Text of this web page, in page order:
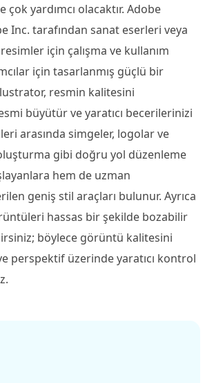
yardımcı olacaktır. Adobe
Inc. tarafından sanat eserleri veya
için çalışma ve kullanım
için tasarlanmış güçlü bir
resmin kalitesini
büyütür ve yaratıcı becerilerinizi
arasında simgeler, logolar ve
gibi doğru yol düzenleme
hem de uzman
geniş stil araçları bulunur. Ayrıca
hassas bir şekilde bozabilir
böylece görüntü kalitesini
perspektif üzerinde yaratıcı kontrol